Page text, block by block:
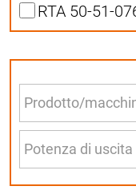
RTA 50-51-